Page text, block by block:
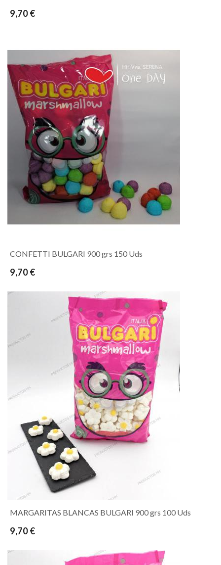
9,70 €
CONFETTI BULGARI 900 grs 150 Uds
9,70 €
MARGARITAS BLANCAS BULGARI 900 grs 100 Uds
9,70 €